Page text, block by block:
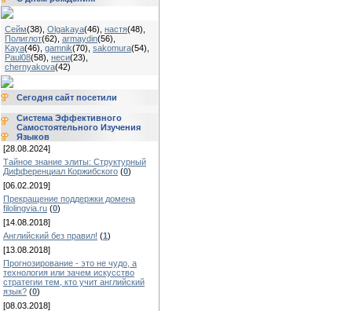
Сейм(38) Olgakaya(46) настя(48)
Полиглот(62) armaydin(56)
Kaya(46) gamnik(70) sakomura(54)
Paul08(58) неси(23)
chernyakova(42)
Сегодня сайт посетили
Система Эффективного
Самостоятельного Изучения
Языков
[28.08.2024]
Тайное знание элиты: Структурный
Дифференциал Коржибского (0)
[06.02.2019]
Прекращение поддержки домена
filolingvia.ru (0)
[14.08.2018]
Английский без правил! (1)
[13.08.2018]
Прогнозирование - это не чудо, а
технология или зачем искусство
стратегии тем, кто учит английский
язык? (0)
[08.03.2018]